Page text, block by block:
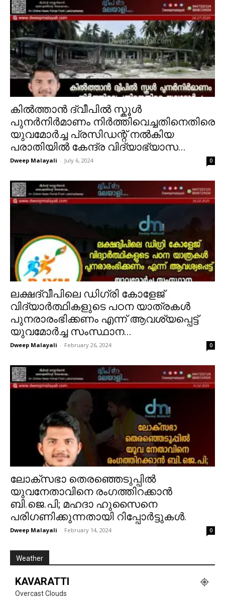
കിൽത്താൻ ദ്വീപിൽ സ്കൂൾ
പുനർനിർമാണം നിർത്തിവെച്ചതിനെതിരെ
യുവമോർച്ച പ്രസിഡന്റ് നൽകിയ
പരാതിയിൽ കേന്ദ്ര വിദ്യാഭ്യാസ...
Dweep Malayali - July 6, 2024 0
ലക്ഷദ്വീപിലെ ഡിഗ്രി കോളേജ്
വിദ്യാർത്ഥികളുടെ പഠന യാത്രകൾ
പുനരാരംഭിക്കണം എന്ന് ആവശ്യപ്പെട്ട്
യുവമോർച്ച സംസ്ഥാന...
Dweep Malayali - February 26, 2024 0
ലോക്സഭാ തെരഞ്ഞെടുപ്പിൽ
യുവനേതാവിനെ രംഗത്തിറക്കാൻ
ബി.ജെ.പി; മഹദാ ഹുസൈനെ
പരിഗണിക്കുന്നതായി റിപ്പോർട്ടുകൾ.
Dweep Malayali - February 14, 2024 0
Weather
KAVARATTI
Overcast Clouds